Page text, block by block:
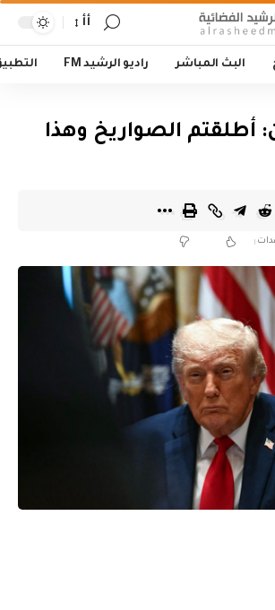
أأ
البث المباشر راديو الرشيد FM
أطلقتم الصواريخ وهذا